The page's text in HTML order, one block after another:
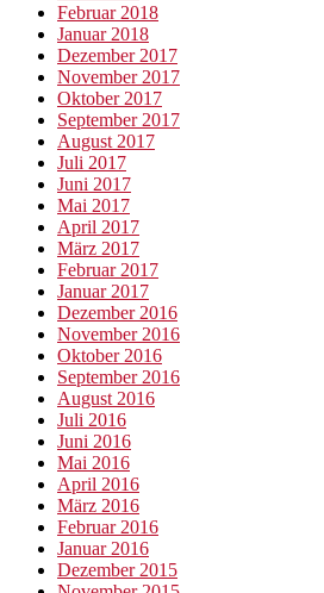
Februar 2018
Januar 2018
Dezember 2017
November 2017
Oktober 2017
September 2017
August 2017
Juli 2017
Juni 2017
Mai 2017
April 2017
März 2017
Februar 2017
Januar 2017
Dezember 2016
November 2016
Oktober 2016
September 2016
August 2016
Juli 2016
Juni 2016
Mai 2016
April 2016
März 2016
Februar 2016
Januar 2016
Dezember 2015